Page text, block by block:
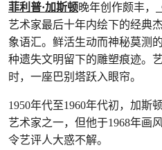
菲利普·加斯顿晚年创作颇丰，
艺术家最后十年内绘下的经典
象语汇。鲜活生动而神秘莫测
种遗失文明留下的雕塑痕迹。
时，一座巴别塔跃入眼帘。
1950年代至1960年代初，加斯
艺术家之一，但他于1968年画
令艺评人大惑不解。